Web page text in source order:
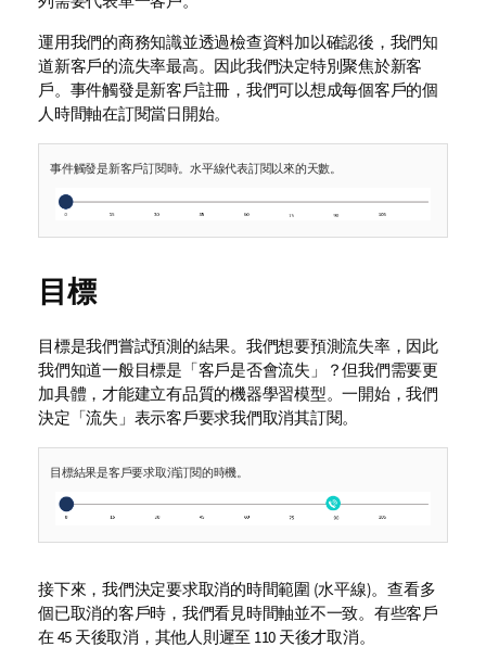
運用我們的商務知識並透過檢查資料加以確認後，我們知
道新客戶的流失率最高。因此我們決定特別聚焦於新客
戶。事件觸發是新客戶註冊，我們可以想成每個客戶的個
人時間軸在訂閱當日開始。
事件觸發是新客戶訂閱時。水平線代表訂閱以來的天數。
目標
目標是我們嘗試預測的結果。我們想要預測流失率，因此
我們知道一般目標是「客戶是否會流失」？但我們需要更
加具體，才能建立有品質的機器學習模型。一開始，我們
決定「流失」表示客戶要求我們取消其訂閱。
目標結果是客戶要求取消訂閱的時機。
接下來，我們決定要求取消的時間範圍 (水平線)。查看多
個已取消的客戶時，我們看見時間軸並不一致。有些客戶
在 45 天後取消，其他人則遲至 110 天後才取消。